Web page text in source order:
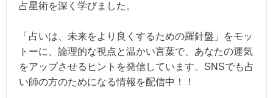
占星術を深く学びました。
「占いは、未来をより良くするための羅針盤」をモッ
トーに、論理的な視点と温かい言葉で、あなたの運気
をアップさせるヒントを発信しています。SNSでも占
い師の方のためになる情報を配信中！！